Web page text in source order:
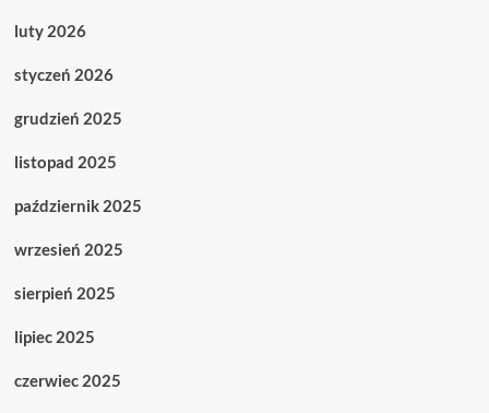
luty 2026
styczeń 2026
grudzień 2025
listopad 2025
październik 2025
wrzesień 2025
sierpień 2025
lipiec 2025
czerwiec 2025